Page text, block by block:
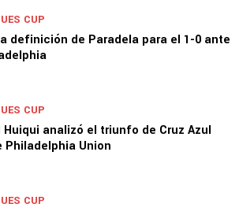
CUP
definición de Paradela para el 1-0 ante
CUP
Huiqui analizó el triunfo de Cruz Azul
Philadelphia Union
CUP